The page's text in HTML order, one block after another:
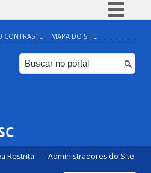
Simplifique!
Comunica BR
Participe
CONTRASTE MAPA DO SITE
Restrita Administradores do Site